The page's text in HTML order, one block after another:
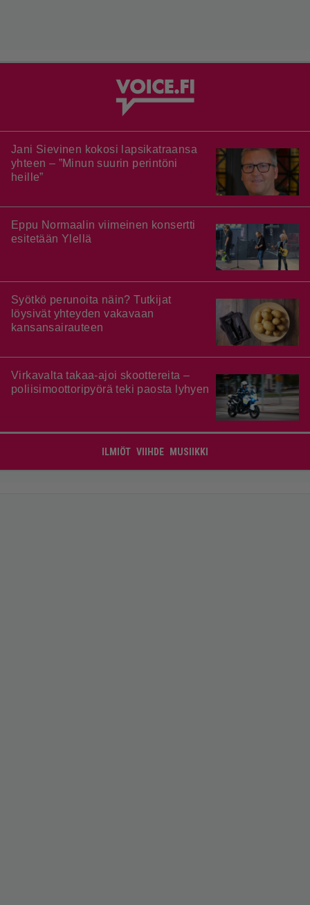
Jani Sievinen kokosi lapsikatraansa
yhteen – ”Minun suurin perintöni
heille”
Eppu Normaalin viimeinen konsertti
esitetään Ylellä
Syötkö perunoita näin? Tutkijat
löysivät yhteyden vakavaan
kansansairauteen
Virkavalta takaa-ajoi skoottereita –
poliisimoottoripyörä teki paosta lyhyen
ILMIÖT VIIHDE MUSIIKKI